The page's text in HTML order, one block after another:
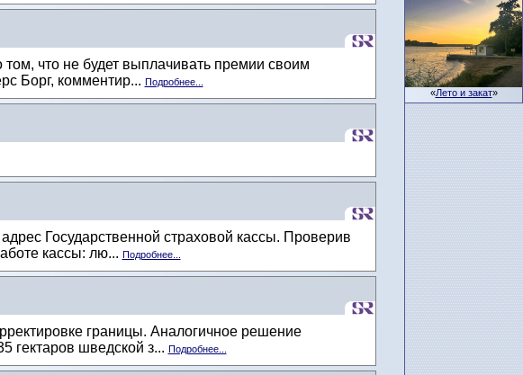
«Лето и закат»
что не будет выплачивать премии своим
Борг, комментир... Подробнее...
Государственной страховой кассы. Проверив
кассы: лю... Подробнее...
границы. Аналогичное решение
гектаров шведской з... Подробнее...